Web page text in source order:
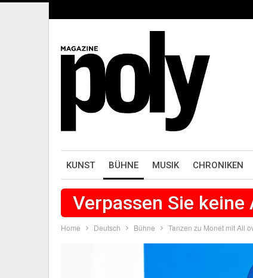
KUNST BÜHNE MUSIK CHRONIKEN
Verpassen Sie keine
Home Deutsch Bühne Tanzen zu Monet mit All